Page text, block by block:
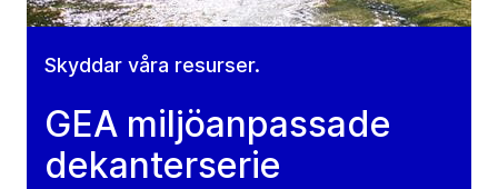
Skyddar våra resurser.
GEA miljöanpassade
dekanterserie